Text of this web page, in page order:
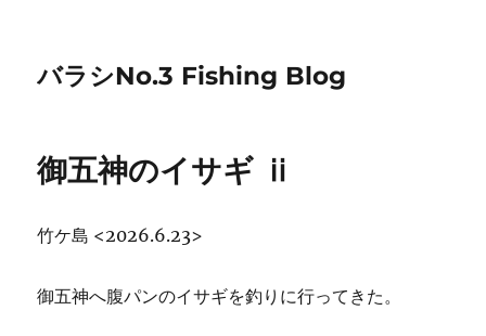
バラシNo.3 Fishing Blog
御五神のイサギ ⅱ
竹ケ島 <2026.6.23>
御五神へ腹パンのイサギを釣りに行ってきた。